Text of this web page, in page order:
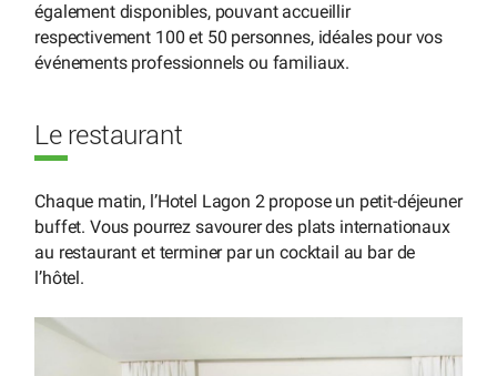
également disponibles, pouvant accueillir
respectivement 100 et 50 personnes, idéales pour vos
événements professionnels ou familiaux.
Le restaurant
Chaque matin, l’Hotel Lagon 2 propose un petit-déjeuner
buffet. Vous pourrez savourer des plats internationaux
au restaurant et terminer par un cocktail au bar de
l’hôtel.